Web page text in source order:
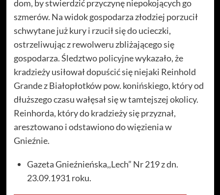
dom, by stwierdzić przyczynę niepokojących go
szmerów. Na widok gospodarza złodziej porzucił
schwytane już kury i rzucił się do ucieczki,
ostrzeliwując z rewolweru zbliżającego się
gospodarza. Śledztwo policyjne wykazało, że
kradzieży usiłował dopuścić się niejaki Reinhold
Grande z Białopłotków pow. konińskiego, który od
dłuższego czasu wałęsał się w tamtejszej okolicy.
Reinhorda, który do kradzieży się przyznał,
aresztowano i odstawiono do więzienia w
Gnieźnie.
Gazeta Gnieźnieńska,,Lech” Nr 219 z dn.
23.09.1931 roku.